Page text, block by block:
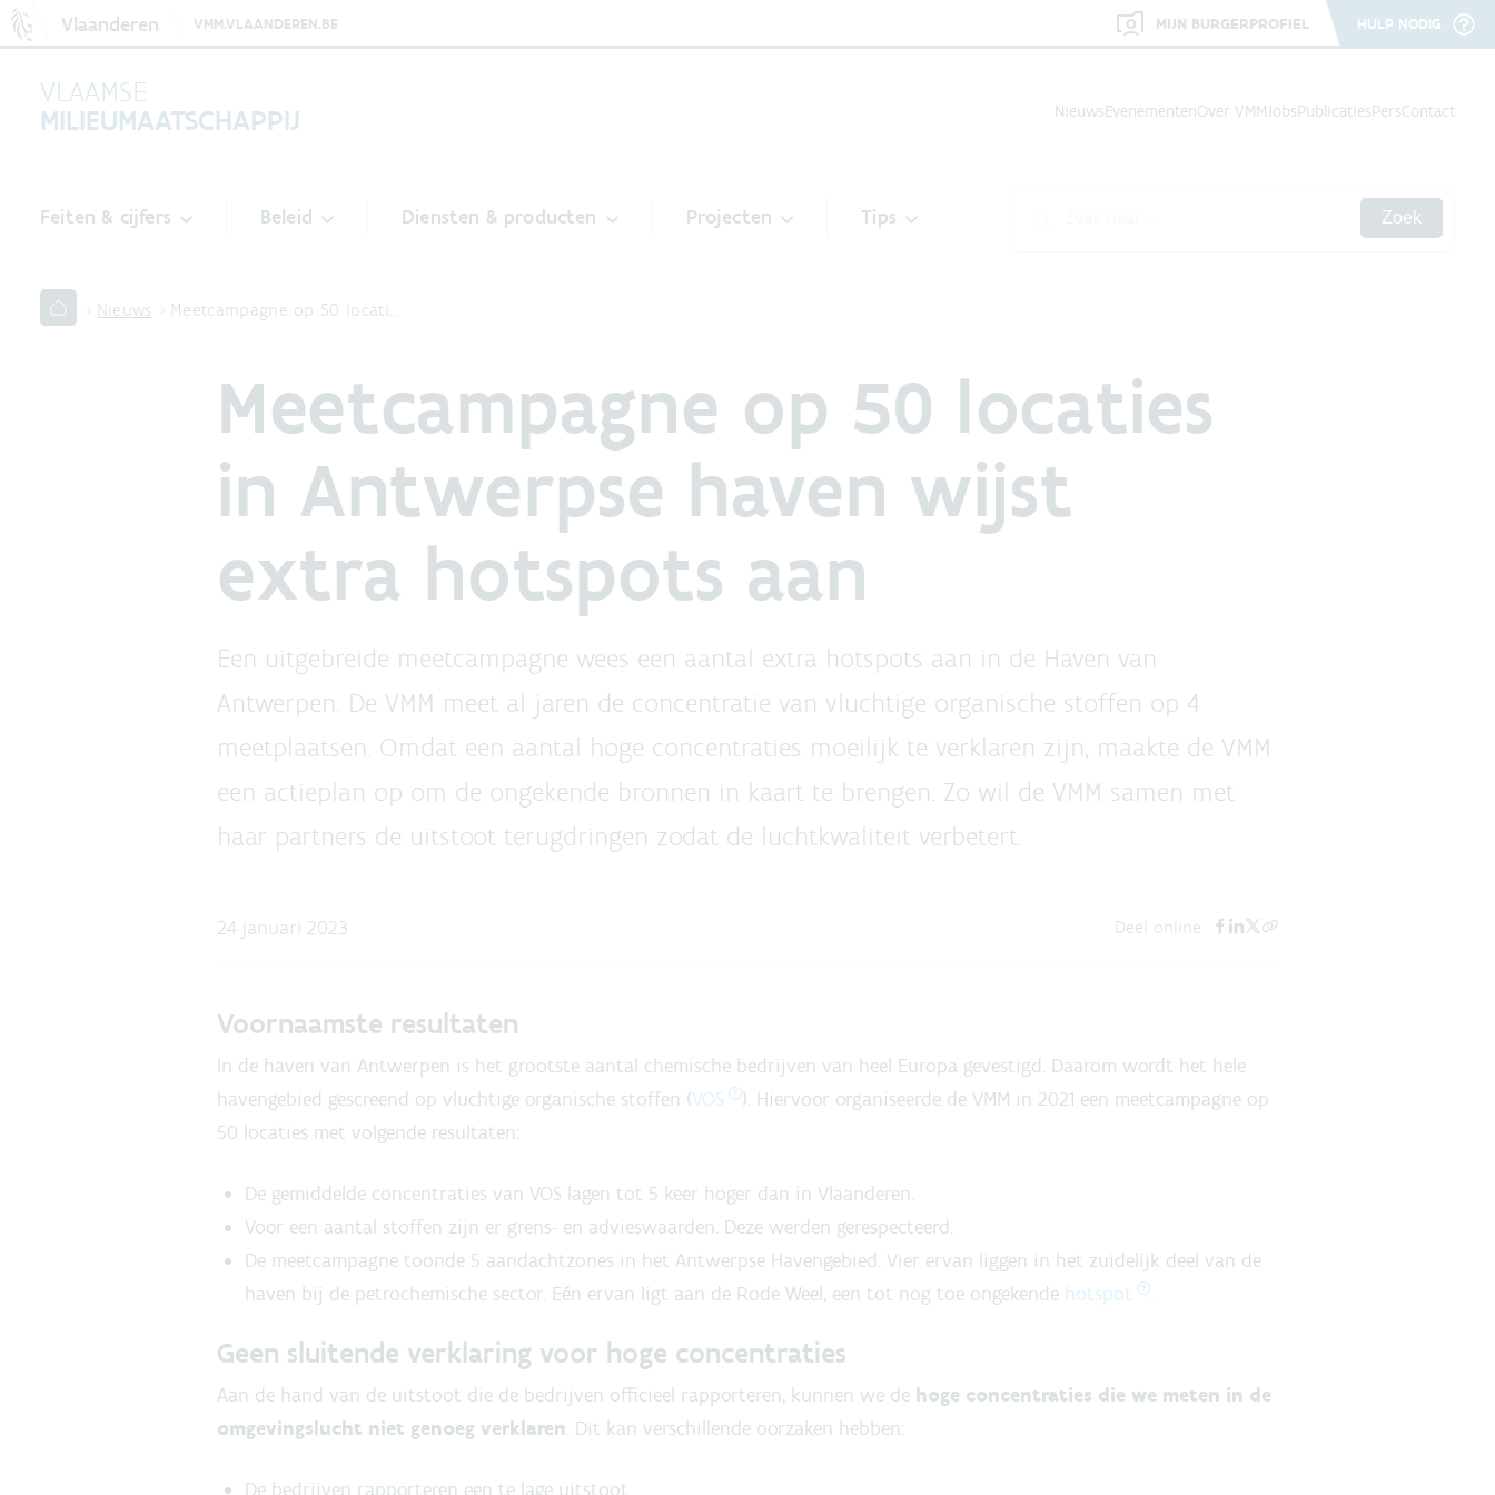
Vlaanderen VMM.VLAANDEREN.BE MIJN BURGERPROFIEL HULP NODIG
VLAAMSE
MILIEUMAATSCHAPPIJ
NieuwsEvenementenOver VMMJobsPublicatiesPersContact
Feiten & cijfers Beleid Diensten & producten Projecten Tips Zoek
Nieuws Meetcampagne op 50 locati…
Meetcampagne op 50 locaties
in Antwerpse haven wijst
extra hotspots aan
Een uitgebreide meetcampagne wees een aantal extra hotspots aan in de Haven van
Antwerpen. De VMM meet al jaren de concentratie van vluchtige organische stoffen op 4
meetplaatsen. Omdat een aantal hoge concentraties moeilijk te verklaren zijn, maakte de VMM
een actieplan op om de ongekende bronnen in kaart te brengen. Zo wil de VMM samen met
haar partners de uitstoot terugdringen zodat de luchtkwaliteit verbetert.
24 januari 2023 Deel online
Voornaamste resultaten
In de haven van Antwerpen is het grootste aantal chemische bedrijven van heel Europa gevestigd. Daarom wordt het hele
havengebied gescreend op vluchtige organische stoffen (VOS
). Hiervoor organiseerde de VMM in 2021 een meetcampagne op
50 locaties met volgende resultaten:
De gemiddelde concentraties van VOS lagen tot 5 keer hoger dan in Vlaanderen.
Voor een aantal stoffen zijn er grens- en advieswaarden. Deze werden gerespecteerd.
De meetcampagne toonde 5 aandachtzones in het Antwerpse Havengebied. Vier ervan liggen in het zuidelijk deel van de
haven bij de petrochemische sector. Eén ervan ligt aan de Rode Weel, een tot nog toe ongekende hotspot .
Geen sluitende verklaring voor hoge concentraties
Aan de hand van de uitstoot die de bedrijven officieel rapporteren, kunnen we de hoge concentraties die we meten in de
omgevingslucht niet genoeg verklaren. Dit kan verschillende oorzaken hebben:
De bedrijven rapporteren een te lage uitstoot.